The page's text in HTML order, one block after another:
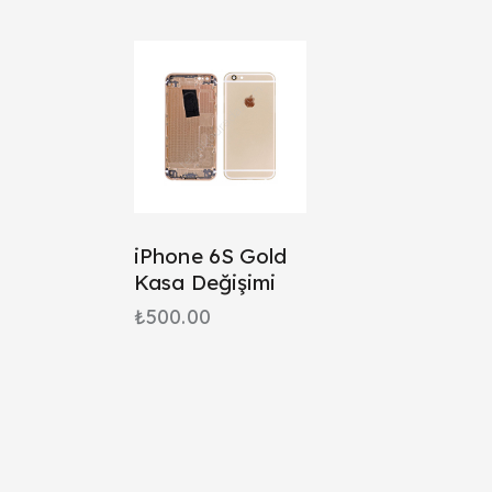
iPhone 6S Gold
Kasa Değişimi
₺500.00